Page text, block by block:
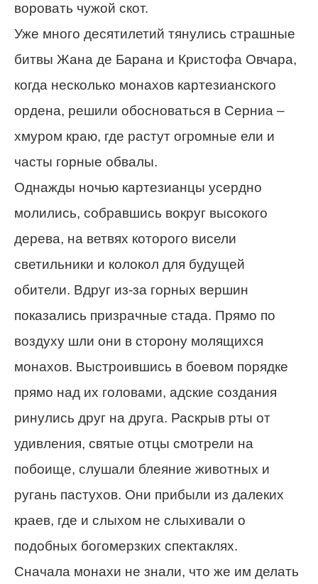
воровать чужой скот.
Уже много десятилетий тянулись страшные
битвы Жана де Барана и Кристофа Овчара,
когда несколько монахов картезианского
ордена, решили обосноваться в Серниа –
хмуром краю, где растут огромные ели и
часты горные обвалы.
Однажды ночью картезианцы усердно
молились, собравшись вокруг высокого
дерева, на ветвях которого висели
светильники и колокол для будущей
обители. Вдруг из-за горных вершин
показались призрачные стада. Прямо по
воздуху шли они в сторону молящихся
монахов. Выстроившись в боевом порядке
прямо над их головами, адские создания
ринулись друг на друга. Раскрыв рты от
удивления, святые отцы смотрели на
побоище, слушали блеяние животных и
ругань пастухов. Они прибыли из далеких
краев, где и слыхом не слыхивали о
подобных богомерзких спектаклях.
Сначала монахи не знали, что же им делать